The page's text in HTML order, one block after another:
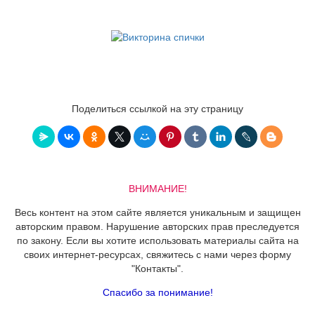
Поделиться ссылкой на эту страницу
ВНИМАНИЕ!
Весь контент на этом сайте является уникальным и защищен
авторским правом. Нарушение авторских прав преследуется
по закону. Если вы хотите использовать материалы сайта на
своих интернет-ресурсах, свяжитесь с нами через форму
"Контакты".
Спасибо за понимание!